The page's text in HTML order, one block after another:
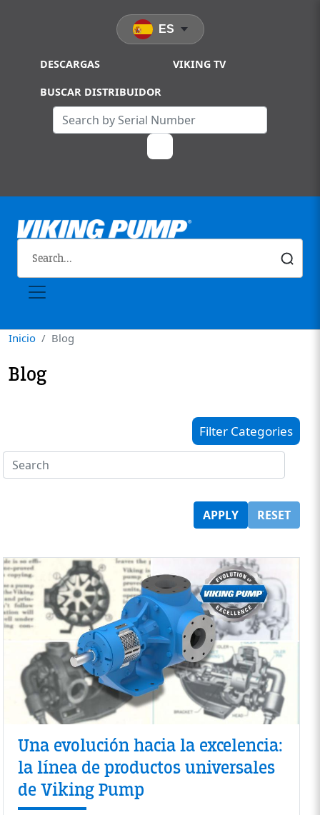
DESCARGAS VIKING TV
BUSCAR DISTRIBUIDOR
ES
Inicio Blog
Blog
Filter Categories
APPLY RESET
Una evolución hacia la excelencia:
la línea de productos universales
de Viking Pump